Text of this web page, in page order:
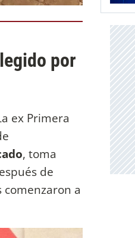
por
ex Primera
, toma
de
a